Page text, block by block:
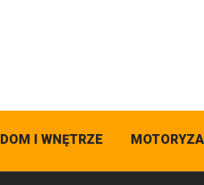
DOM I WNĘTRZE